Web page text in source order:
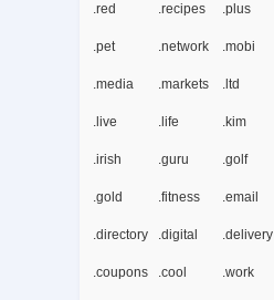
.red .recipes .plus
.pet .network .mobi
.media .markets .ltd
.live .life .kim
.irish .guru .golf
.gold .fitness .email
.directory .digital .delivery
.coupons .cool .work